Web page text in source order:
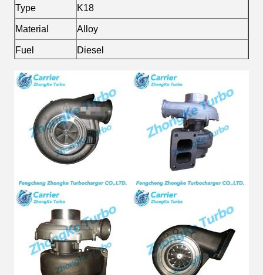
Type K18
Material Alloy
Fuel Diesel